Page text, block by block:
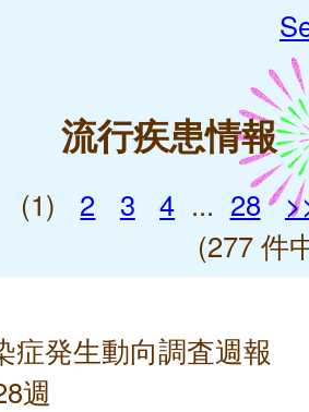
流行疾患情報
(1) 2 3 4 ... 28
(277 件
症発生動向調査週報
週